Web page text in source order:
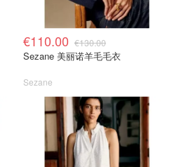
€110.00 €130.00
Sezane 美丽诺羊毛毛衣
Sezane